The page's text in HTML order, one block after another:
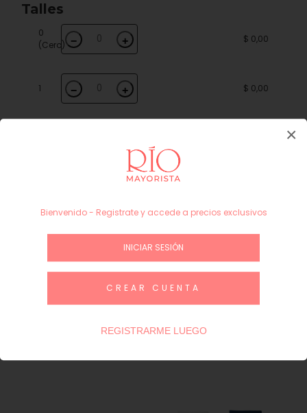
Talles
0
(Cero) − + $ 0,00
1 − + $ 0,00
INICIAR SESIÓN / REGÍSTRATE
Guía de talles
Productos similares
Bienvenido - Registrate y accede a precios exclusivos
INICIAR SESIÓN
CREAR CUENTA
REGISTRARME LUEGO
×